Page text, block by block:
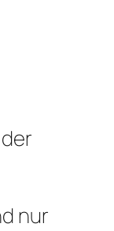
nur